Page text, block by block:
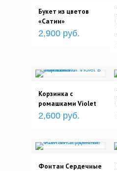
Букет из цветов
«Сатин»
2,900 руб.
Корзинка с
ромашками Violet
2,600 руб.
Фонтан Сердечные